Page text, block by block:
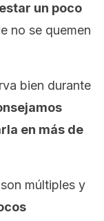
un poco
no se quemen
bien durante
en más de
múltiples y